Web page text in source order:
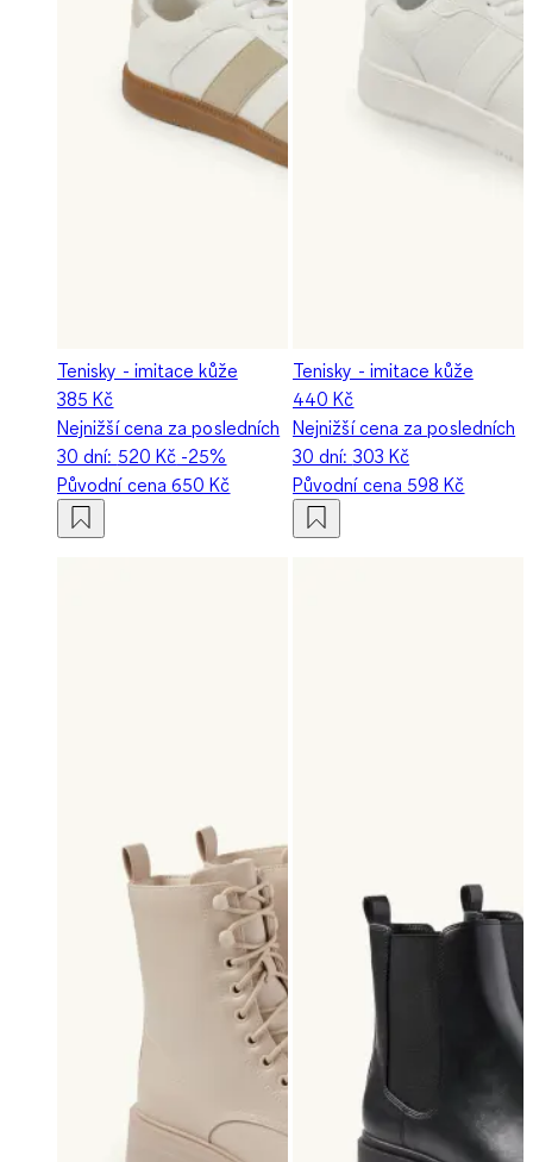
Tenisky - imitace kůže
385 Kč
Nejnižší cena za posledních
30 dní: 520 Kč -25%
Původní cena650 Kč
Tenisky - imitace kůže
440 Kč
Nejnižší cena za posledních
30 dní: 303 Kč
Původní cena 598 Kč